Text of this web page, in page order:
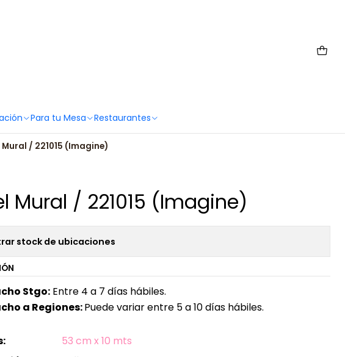
Para tu Mesa Restaurantes
Mural / 221015 (Imagine)
Mural / 221015 (Imagine)
stock de ubicaciones
Stgo: Entre 4 a 7 días hábiles.
a Regiones:Puede variar entre 5 a 10 días hábiles.
53 cm x 10 mts